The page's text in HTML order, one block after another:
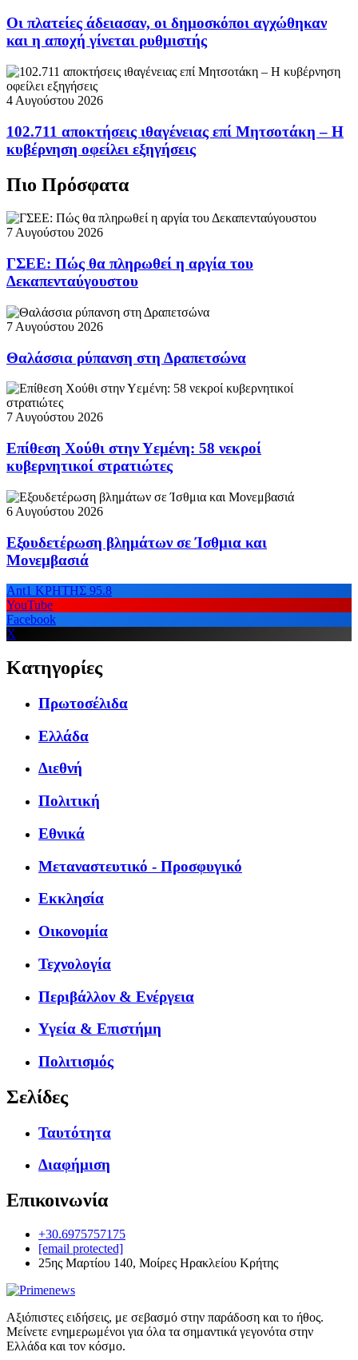
Οι πλατείες άδειασαν, οι δημοσκόποι αγχώθηκαν
και η αποχή γίνεται ρυθμιστής
4 Αυγούστου 2026
102.711 αποκτήσεις ιθαγένειας επί Μητσοτάκη – Η
κυβέρνηση οφείλει εξηγήσεις
Πιο Πρόσφατα
7 Αυγούστου 2026
ΓΣΕΕ: Πώς θα πληρωθεί η αργία του
Δεκαπενταύγουστου
7 Αυγούστου 2026
Θαλάσσια ρύπανση στη Δραπετσώνα
7 Αυγούστου 2026
Επίθεση Χούθι στην Υεμένη: 58 νεκροί
κυβερνητικοί στρατιώτες
6 Αυγούστου 2026
Εξουδετέρωση βλημάτων σε Ίσθμια και
Μονεμβασιά
Ant1 ΚΡΗΤΗΣ 95.8
YouTube
Facebook
X
Κατηγορίες
Πρωτοσέλιδα
Ελλάδα
Διεθνή
Πολιτική
Εθνικά
Μεταναστευτικό - Προσφυγικό
Εκκλησία
Οικονομία
Τεχνολογία
Περιβάλλον & Ενέργεια
Υγεία & Επιστήμη
Πολιτισμός
Σελίδες
Ταυτότητα
Διαφήμιση
Επικοινωνία
+30.6975757175
[email protected]
25ης Μαρτίου 140, Μοίρες Ηρακλείου Κρήτης
Αξιόπιστες ειδήσεις, με σεβασμό στην παράδοση και το ήθος.
Μείνετε ενημερωμένοι για όλα τα σημαντικά γεγονότα στην
Ελλάδα και τον κόσμο.